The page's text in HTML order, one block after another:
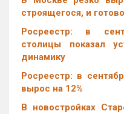
строящегося, и
Росреестр: в
столицы показал
динамику
Росреестр: в
вырос на 12%
В новостройках